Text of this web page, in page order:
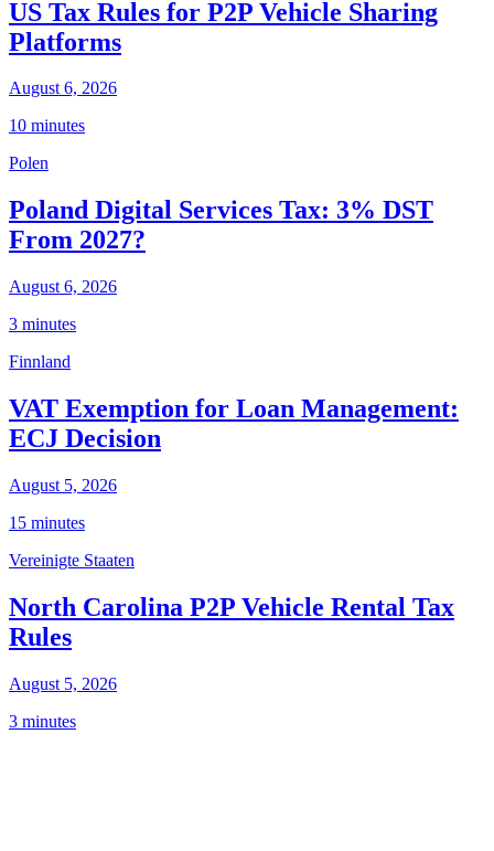
US Tax Rules for P2P Vehicle Sharing
Platforms
August 6, 2026
10 minutes
Polen
Poland Digital Services Tax: 3% DST
From 2027?
August 6, 2026
3 minutes
Finnland
VAT Exemption for Loan Management:
ECJ Decision
August 5, 2026
15 minutes
Vereinigte Staaten
North Carolina P2P Vehicle Rental Tax
Rules
August 5, 2026
3 minutes